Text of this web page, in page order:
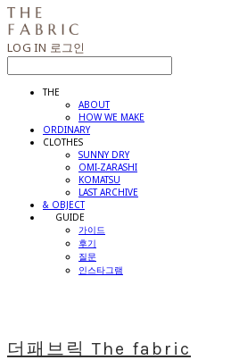
LOG IN 로그인
THE
ABOUT
HOW WE MAKE
ORDINARY
CLOTHES
SUNNY DRY
OMI-ZARASHI
KOMATSU
LAST ARCHIVE
& OBJECT
⠀⠀GUIDE
가이드
후기
질문
인스타그램
더패브릭 The fabric